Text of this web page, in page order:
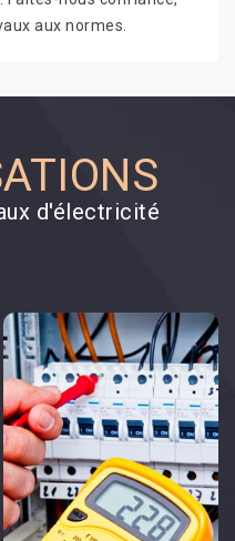
aux normes.
d'électricité